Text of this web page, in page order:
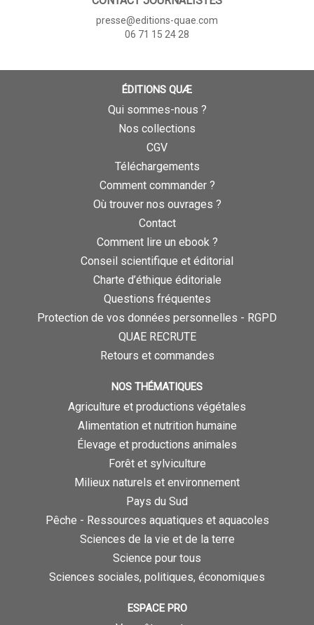
presse@editions-quae.com
06 71 15 24 28
ÉDITIONS QUÆ
Qui sommes-nous ?
Nos collections
CGV
Téléchargements
Comment commander ?
Où trouver nos ouvrages ?
Contact
Comment lire un ebook ?
Conseil scientifique et éditorial
Charte d’éthique éditoriale
Questions fréquentes
Protection de vos données personnelles - RGPD
QUAE RECRUTE
Retours et commandes
NOS THÉMATIQUES
Agriculture et productions végétales
Alimentation et nutrition humaine
Élevage et productions animales
Forêt et sylviculture
Milieux naturels et environnement
Pays du Sud
Pêche - Ressources aquatiques et aquacoles
Sciences de la vie et de la terre
Science pour tous
Sciences sociales, politiques, économiques
ESPACE PRO